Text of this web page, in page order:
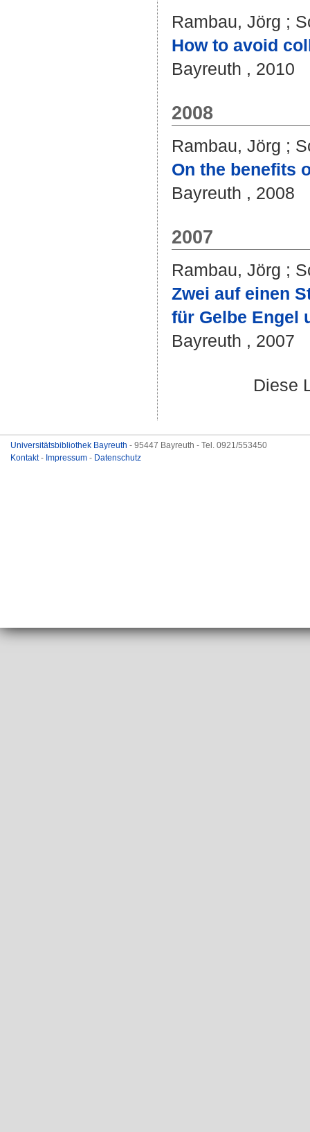
Rambau, Jörg ;
How to avoid
Bayreuth , 2010
2008
Rambau, Jörg ;
On the benefits
Bayreuth , 2008
2007
Rambau, Jörg ;
Zwei auf einen
für Gelbe Engel
Bayreuth , 2007
Diese
Universitätsbibliothek Bayreuth - 95447 Bayreuth - Tel. 0921/553450
Kontakt- Impressum - Datenschutz